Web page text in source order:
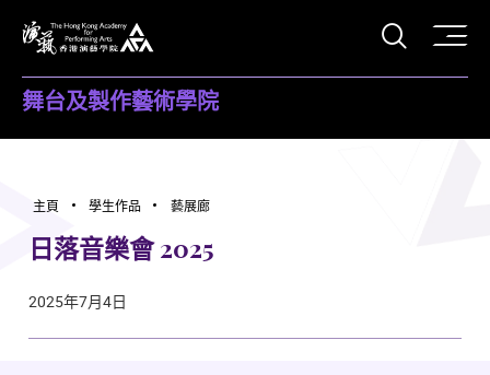
打開
舞台及製作藝術學院
主頁 學生作品 藝展廊
日落音樂會 2025
2025年7月4日